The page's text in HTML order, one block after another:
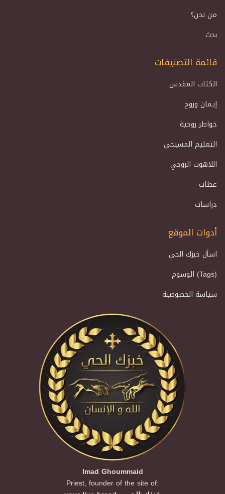
من نحن؟
بحث
قائمة التصنيفات
الكتاب المقدس
إيمان وروح
خواطر روحية
التعليم المسيحي
اللاهوت الروحي
عظات
دراسات
أدوات الموقع
اسأل خبزك الحي
الوسوم (Tags)
سياسة الخصوصية
Imad Ghoummaid
Priest, founder of the site of: